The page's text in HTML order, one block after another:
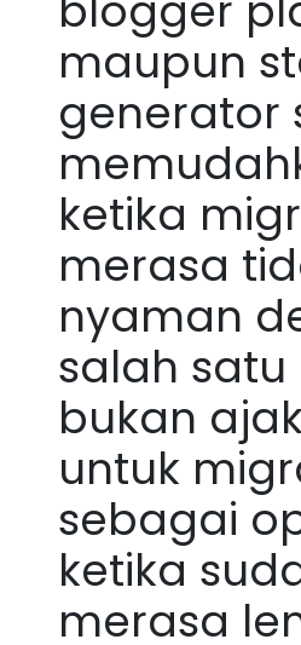
maupun
generator
ketika
merasa
nyaman
salah satu
bukan
untuk
sebagai
ketika
merasa